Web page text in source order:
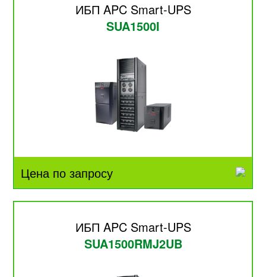
ИБП APC Smart-UPS
SUA1500I
Цена по запросу
ИБП APC Smart-UPS
SUA1500RMJ2UB